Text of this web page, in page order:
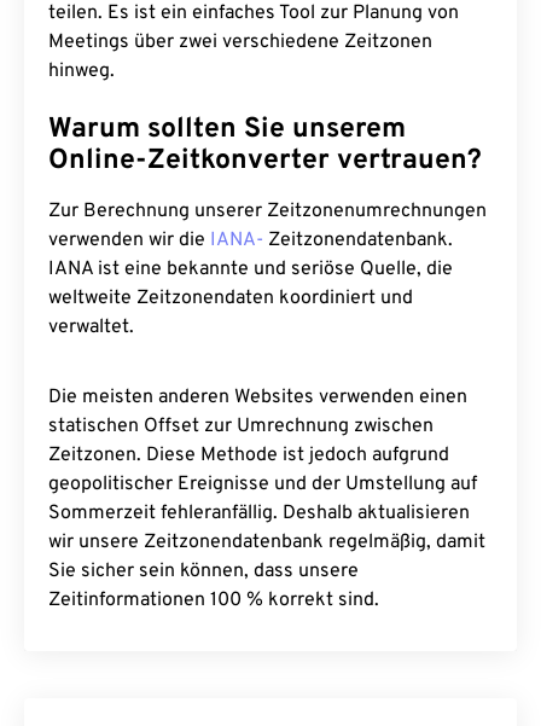
teilen. Es ist ein einfaches Tool zur Planung von
Meetings über zwei verschiedene Zeitzonen
hinweg.
Warum sollten Sie unserem
Online-Zeitkonverter vertrauen?
Zur Berechnung unserer Zeitzonenumrechnungen
verwenden wir die IANA- Zeitzonendatenbank.
IANA ist eine bekannte und seriöse Quelle, die
weltweite Zeitzonendaten koordiniert und
verwaltet.
Die meisten anderen Websites verwenden einen
statischen Offset zur Umrechnung zwischen
Zeitzonen. Diese Methode ist jedoch aufgrund
geopolitischer Ereignisse und der Umstellung auf
Sommerzeit fehleranfällig. Deshalb aktualisieren
wir unsere Zeitzonendatenbank regelmäßig, damit
Sie sicher sein können, dass unsere
Zeitinformationen 100 % korrekt sind.